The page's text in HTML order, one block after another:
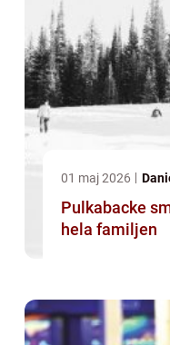
01 maj 2026
Pulkabacke småland
hela familjen